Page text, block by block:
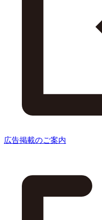
広告掲載のご案内